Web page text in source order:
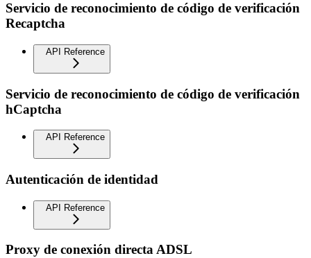
Servicio de reconocimiento de código de verificación
Recaptcha
API Reference
Servicio de reconocimiento de código de verificación
hCaptcha
API Reference
Autenticación de identidad
API Reference
Proxy de conexión directa ADSL